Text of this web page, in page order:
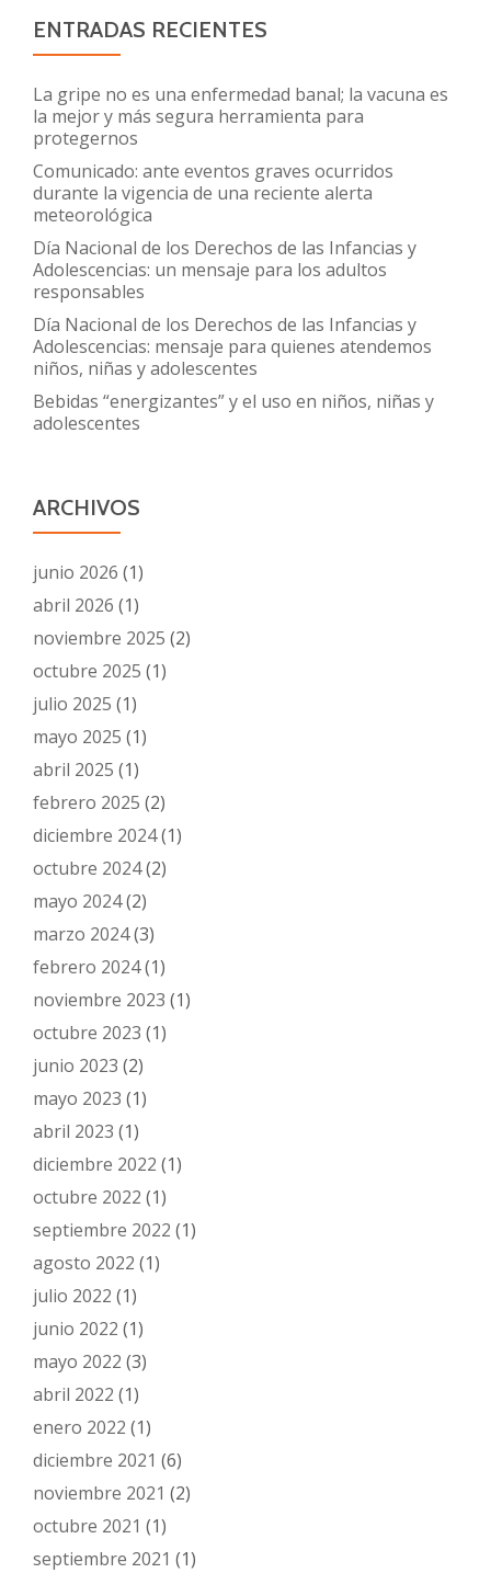
ENTRADAS RECIENTES
La gripe no es una enfermedad banal; la vacuna es
la mejor y más segura herramienta para
protegernos
Comunicado: ante eventos graves ocurridos
durante la vigencia de una reciente alerta
meteorológica
Día Nacional de los Derechos de las Infancias y
Adolescencias: un mensaje para los adultos
responsables
Día Nacional de los Derechos de las Infancias y
Adolescencias: mensaje para quienes atendemos
niños, niñas y adolescentes
Bebidas “energizantes” y el uso en niños, niñas y
adolescentes
ARCHIVOS
junio 2026 (1)
abril 2026 (1)
noviembre 2025 (2)
octubre 2025 (1)
julio 2025 (1)
mayo 2025 (1)
abril 2025 (1)
febrero 2025 (2)
diciembre 2024(1)
octubre 2024(2)
mayo 2024(2)
marzo 2024(3)
febrero 2024(1)
noviembre 2023 (1)
octubre 2023 (1)
junio 2023 (2)
mayo 2023 (1)
abril 2023 (1)
diciembre 2022 (1)
octubre 2022 (1)
septiembre 2022 (1)
agosto 2022 (1)
julio 2022 (1)
junio 2022 (1)
mayo 2022 (3)
abril 2022 (1)
enero 2022 (1)
diciembre 2021 (6)
noviembre 2021 (2)
octubre 2021 (1)
septiembre 2021 (1)